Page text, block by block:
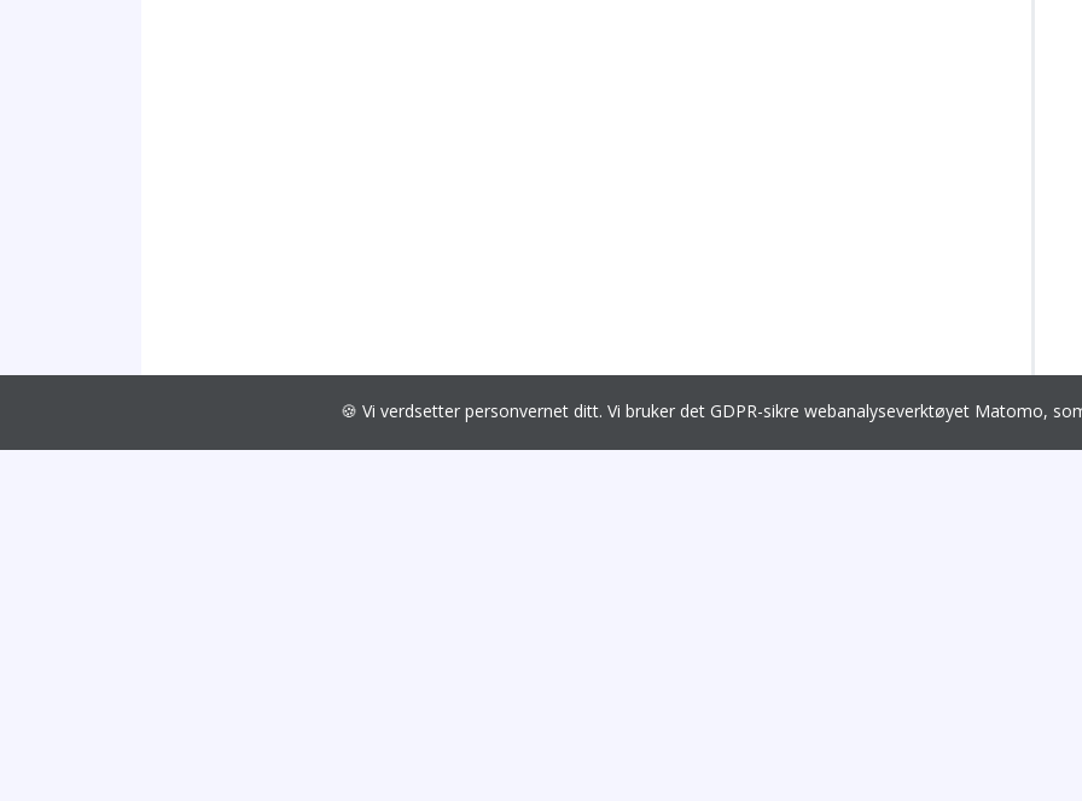
🍪 Vi verdsetter personvernet ditt. Vi bruker det GDPR-sikre webanalyseverktøyet Matomo,